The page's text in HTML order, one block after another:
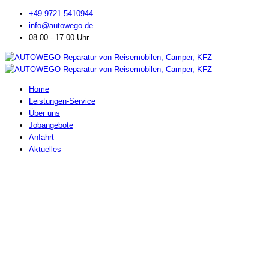
+49 9721 5410944
info@autowego.de
08.00 - 17.00 Uhr
Home
Leistungen-Service
Über uns
Jobangebote
Anfahrt
Aktuelles